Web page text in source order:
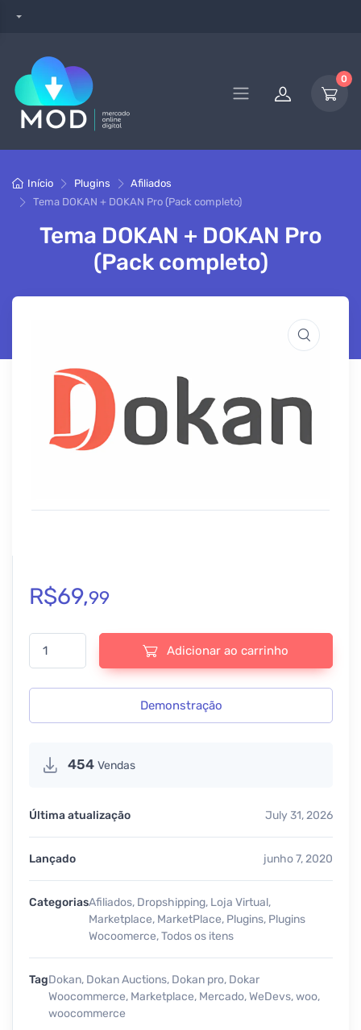
0
Início Plugins
Afiliados
Tema DOKAN + DOKAN Pro (Pack completo)
Tema DOKAN + DOKAN Pro
(Pack completo)
R$69,99
Tema DOKAN + DOKAN Pro (Pack completo) quantidade
Adicionar ao carrinho
Demonstração
454 Vendas
Última atualização July 31, 2026
Lançado junho 7, 2020
CategoriasAfiliados, Dropshipping, Loja Virtual,
Marketplace, MarketPlace, Plugins, Plugins
Wocoomerce,Todos os itens
TagDokan, Dokan Auctions, Dokan pro, Dokar
Woocommerce, Marketplace, Mercado,WeDevs,woo,
woocommerce